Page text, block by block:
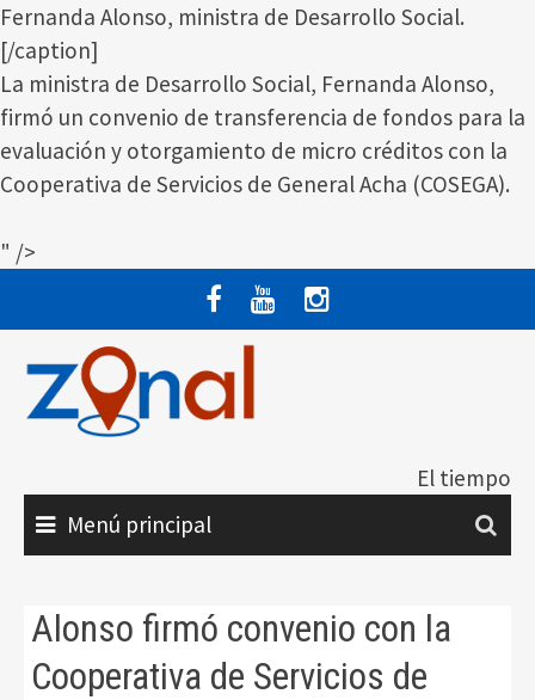
Fernanda Alonso, ministra de Desarrollo Social.
[/caption]
La ministra de Desarrollo Social, Fernanda Alonso,
firmó un convenio de transferencia de fondos para la
evaluación y otorgamiento de micro créditos con la
Cooperativa de Servicios de General Acha (COSEGA).
" />
contenido
El tiempo
Menú principal
Alonso firmó convenio con la
Cooperativa de Servicios de